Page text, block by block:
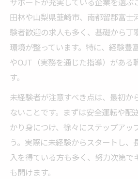
分析
40代未経験者も安心のドライ
40代未経験から始めるド
状
未経験者歓迎のドライバ
ドライバー求人で40代転
トとは
未経験でも安心できるド
れ
田林や山梨県韮崎市、南都留郡富士
験者歓迎の求人も多く、基礎から丁
環境が整っています。特に、経験豊
やOJT（実務を通じた指導）がある
す。
未経験者が注意すべき点は、最初か
ないことです。まずは安全運転や配
かり身につけ、徐々にステップアッ
う。実際に未経験からスタートし、
入を得ている方も多く、努力次第で
も開けます。